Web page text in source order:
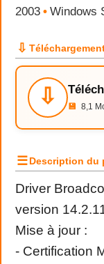
2003 • Windows
⇩
⇩ 💾 8,1
☰Description du
Driver
version
Mise à jour :
- Certification